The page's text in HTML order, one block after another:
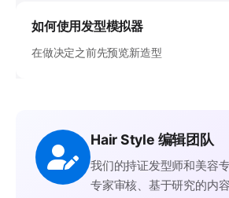
如何使用发型模拟器
在做决定之前先预览新造型
Hair Style 编辑团队
我们的持证发型师和美容
专家审核、基于研究的内